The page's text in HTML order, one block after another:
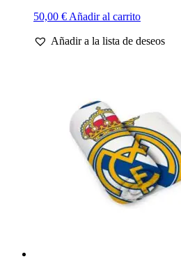
50,00 € Añadir al carrito
Añadir a la lista de deseos